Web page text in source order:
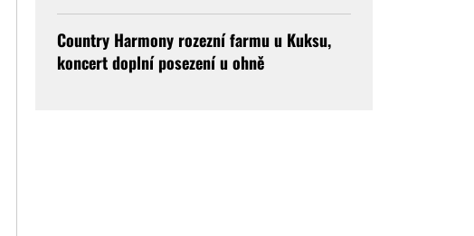
Country Harmony rozezní farmu u Kuksu,
koncert doplní posezení u ohně